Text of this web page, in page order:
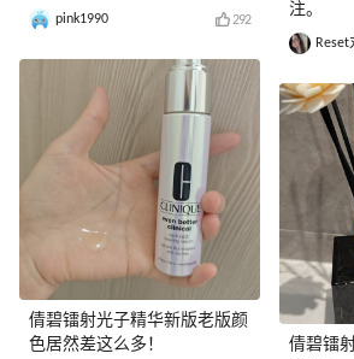
pink1990 292
倩碧镭射光子精华新版老版颜
色居然差这么多！
注。
倩碧镭